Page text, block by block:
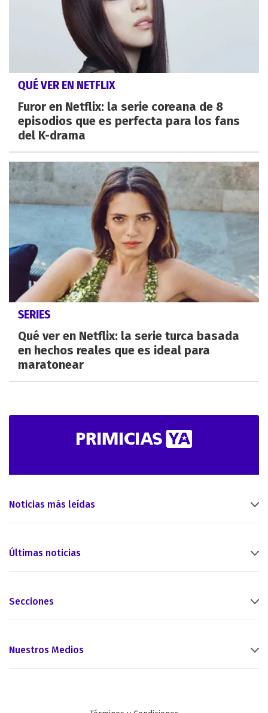
QUÉ VER EN NETFLIX
Furor en Netflix: la serie coreana de 8
episodios que es perfecta para los fans
del K-drama
SERIES
Qué ver en Netflix: la serie turca basada
en hechos reales que es ideal para
maratonear
Noticias más leídas
Últimas noticias
Secciones
Nuestros Medios